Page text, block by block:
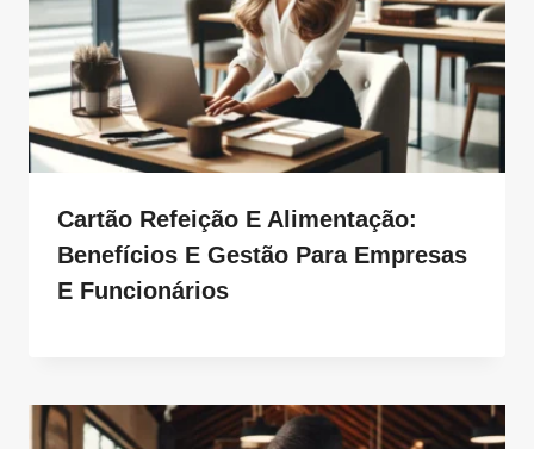
Cartão Refeição E Alimentação:
Benefícios E Gestão Para Empresas
E Funcionários